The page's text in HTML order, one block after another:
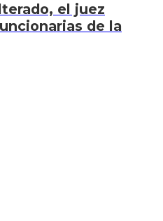
el juez
de la